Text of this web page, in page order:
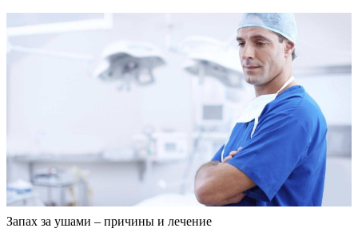
Запах за ушами – причины и лечение